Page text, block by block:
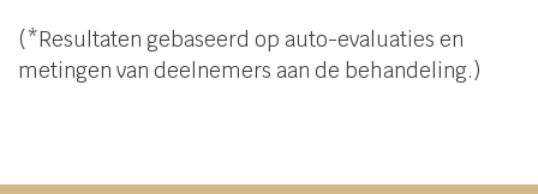
(*Resultaten gebaseerd op auto-evaluaties en
metingen van deelnemers aan de behandeling.)